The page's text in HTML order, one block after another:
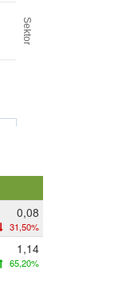
Sektor
0,08
31,50%
1,14
65,20%